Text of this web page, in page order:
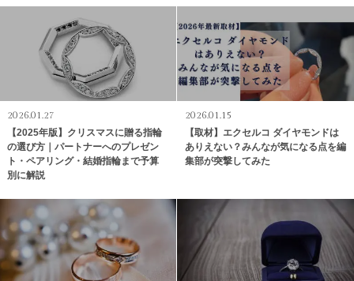
2026.01.27
【2025年版】クリスマスに贈る指輪
の選び方｜パートナーへのプレゼン
ト・ペアリング・結婚指輪まで予算
別に解説
2026.01.15
【取材】エクセルコ ダイヤモンドは
ありえない？みんなが気になる点を編
集部が突撃してみた